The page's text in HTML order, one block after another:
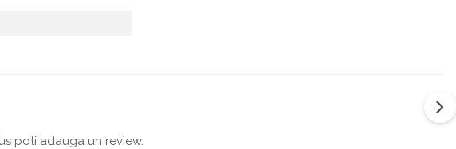
poti adauga un review.